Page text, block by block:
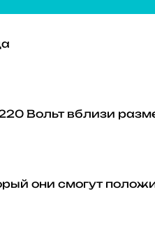
Вольт вблизи
они смогут